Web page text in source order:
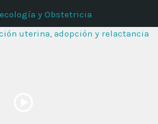
y Obstetricia